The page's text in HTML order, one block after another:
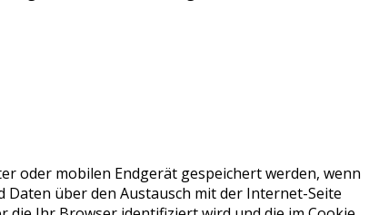
oder mobilen Endgerät gespeichert werden, wenn
über den Austausch mit der Internet-Seite